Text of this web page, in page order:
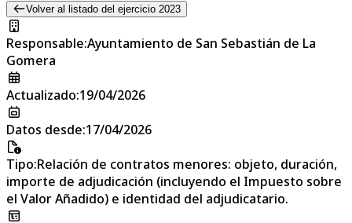
Volver al listado del ejercicio 2023
Responsable:Ayuntamiento de San Sebastián de La
Gomera
Actualizado:19/04/2026
Datos desde:17/04/2026
Tipo:Relación de contratos menores: objeto, duración,
importe de adjudicación (incluyendo el Impuesto sobre
el Valor Añadido) e identidad del adjudicatario.